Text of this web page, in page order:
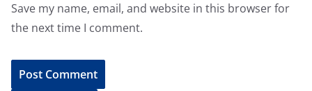
Save my name, email, and website in this browser for
the next time I comment.